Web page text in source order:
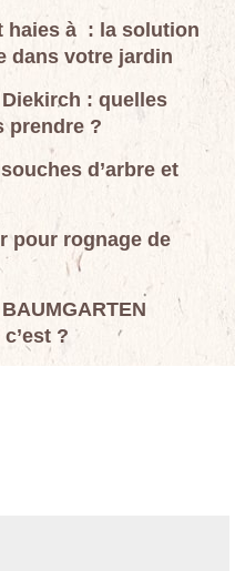
haies à : la solution
dans votre jardin
Diekirch : quelles
prendre ?
d’arbre et
pour rognage de
?